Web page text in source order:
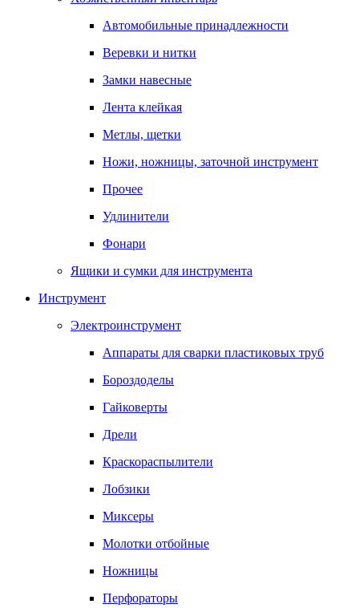
Автомобильные принадлежности
Веревки и нитки
Замки навесные
Лента клейкая
Метлы, щетки
Ножи, ножницы, заточной инструмент
Прочее
Удлинители
Фонари
Ящики и сумки для инструмента
Инструмент
Электроинструмент
Аппараты для сварки пластиковых труб
Бороздоделы
Гайковерты
Дрели
Краскораспылители
Лобзики
Миксеры
Молотки отбойные
Ножницы
Перфораторы